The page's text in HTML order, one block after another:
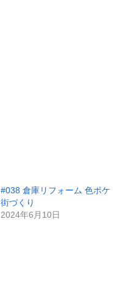
#038 倉庫リフォーム 色ポケ
街づくり
2024年6月10日